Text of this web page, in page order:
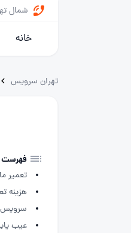
شمال
خانه
تهران سرویس
فهرست
تعمیر
هزینه
سرویس
عیب